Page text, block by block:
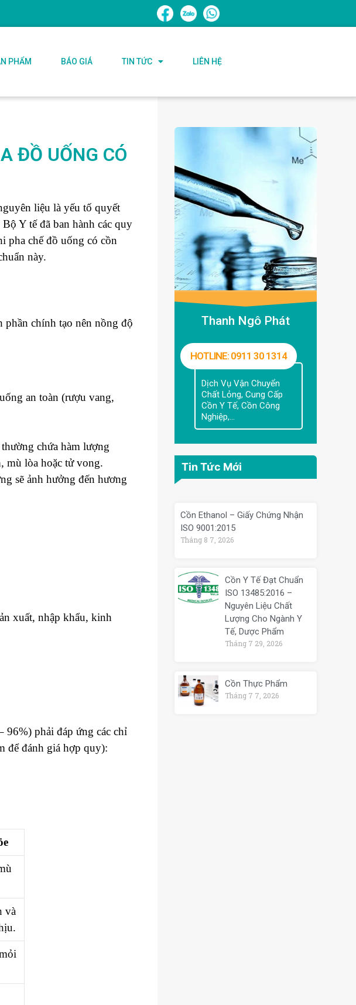
PHẨM BÁO GIÁ TIN TỨC LIÊN HỆ
ĐỒ UỐNG CÓ
liệu là yếu tố quyết
Y tế đã ban hành các quy
pha chế đồ uống có cồn
này.
chính tạo nên nồng độ
an toàn (rượu vang,
chứa hàm lượng
mù lòa hoặc tử vong.
sẽ ảnh hưởng đến hương
xuất, nhập khẩu, kinh
phải đáp ứng các chỉ
để đánh giá hợp quy):
và
Thanh Ngô Phát
HOTLINE: 0911 30 1314
Dịch Vụ Vận Chuyển
Chất Lỏng, Cung Cấp
Cồn Y Tế, Cồn Công
Nghiệp,...
Tin Tức Mới
Cồn Ethanol – Giấy Chứng Nhận
ISO 9001:2015
Tháng 8 7, 2026
Cồn Y Tế Đạt Chuẩn
ISO 13485:2016 –
Nguyên Liệu Chất
Lượng Cho Ngành Y
Tế, Dược Phẩm
Tháng 7 29, 2026
Cồn Thực Phẩm
Tháng 7 7, 2026